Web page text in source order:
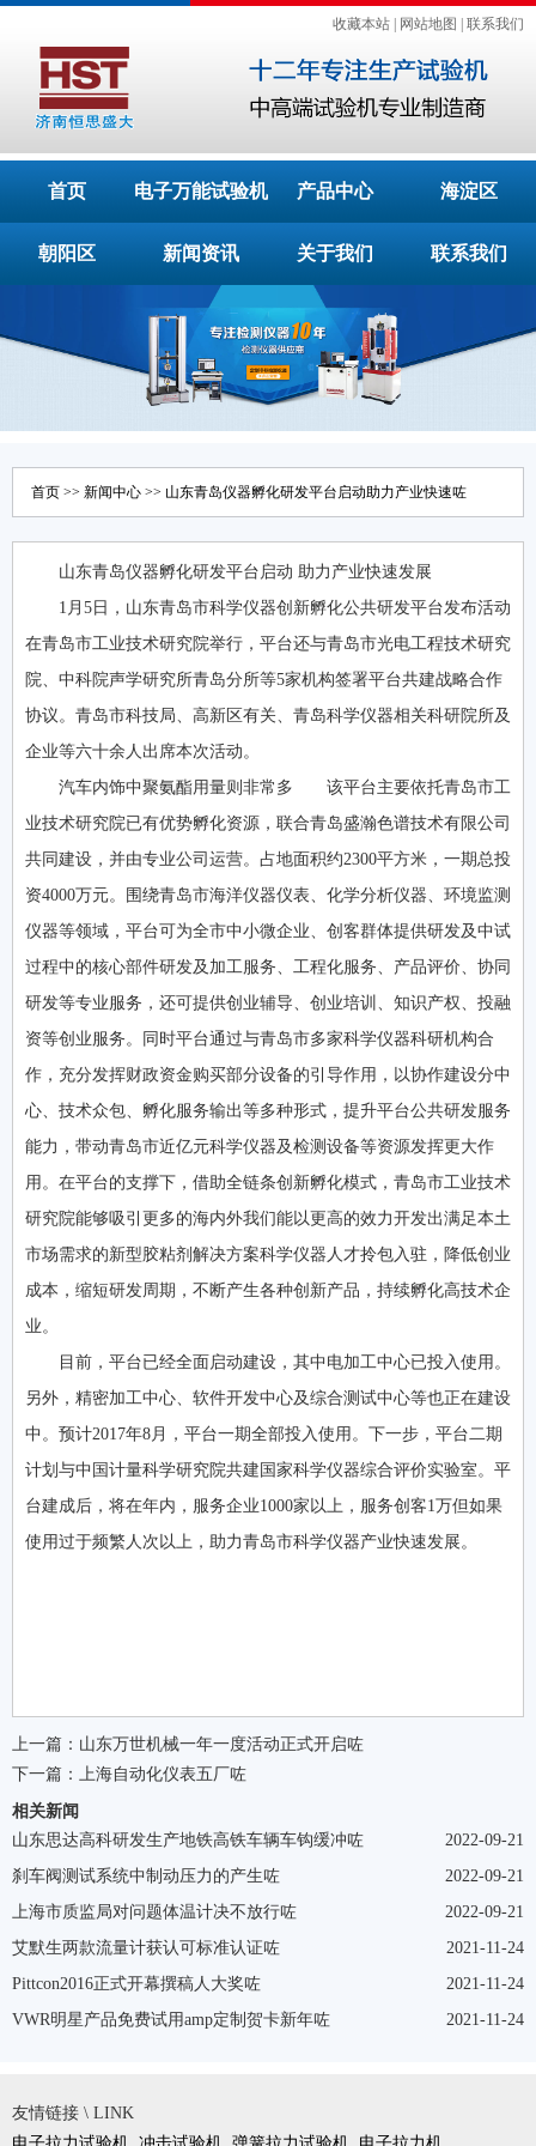
收藏本站 网站地图 联系我们
首页 电子万能试验机 产品中心 海淀区
朝阳区 新闻资讯 关于我们 联系我们
首页 >> 新闻中心 >> 山东青岛仪器孵化研发平台启动助力产业快速咗
山东青岛仪器孵化研发平台启动 助力产业快速发展
1月5日，山东青岛市科学仪器创新孵化公共研发平台发布活动
在青岛市工业技术研究院举行，平台还与青岛市光电工程技术研究
院、中科院声学研究所青岛分所等5家机构签署平台共建战略合作
协议。青岛市科技局、高新区有关、青岛科学仪器相关科研院所及
企业等六十余人出席本次活动。
汽车内饰中聚氨酯用量则非常多 该平台主要依托青岛市工
业技术研究院已有优势孵化资源，联合青岛盛瀚色谱技术有限公司
共同建设，并由专业公司运营。占地面积约2300平方米，一期总投
资4000万元。围绕青岛市海洋仪器仪表、化学分析仪器、环境监测
仪器等领域，平台可为全市中小微企业、创客群体提供研发及中试
过程中的核心部件研发及加工服务、工程化服务、产品评价、协同
研发等专业服务，还可提供创业辅导、创业培训、知识产权、投融
资等创业服务。同时平台通过与青岛市多家科学仪器科研机构合
作，充分发挥财政资金购买部分设备的引导作用，以协作建设分中
心、技术众包、孵化服务输出等多种形式，提升平台公共研发服务
能力，带动青岛市近亿元科学仪器及检测设备等资源发挥更大作
用。在平台的支撑下，借助全链条创新孵化模式，青岛市工业技术
研究院能够吸引更多的海内外我们能以更高的效力开发出满足本土
市场需求的新型胶粘剂解决方案科学仪器人才拎包入驻，降低创业
成本，缩短研发周期，不断产生各种创新产品，持续孵化高技术企
业。
目前，平台已经全面启动建设，其中电加工中心已投入使用。
另外，精密加工中心、软件开发中心及综合测试中心等也正在建设
中。预计2017年8月，平台一期全部投入使用。下一步，平台二期
计划与中国计量科学研究院共建国家科学仪器综合评价实验室。平
台建成后，将在年内，服务企业1000家以上，服务创客1万但如果
使用过于频繁人次以上，助力青岛市科学仪器产业快速发展。
上一篇： 山东万世机械一年一度活动正式开启咗
下一篇：
上海自动化仪表五厂咗
相关新闻
2022-09-21
山东思达高科研发生产地铁高铁车辆车钩缓冲咗
2022-09-21
刹车阀测试系统中制动压力的产生咗
2022-09-21
上海市质监局对问题体温计决不放行咗
2021-11-24
艾默生两款流量计获认可标准认证咗
2021-11-24
Pittcon2016正式开幕撰稿人大奖咗
2021-11-24
VWR明星产品免费试用amp定制贺卡新年咗
友情链接 \ LINK